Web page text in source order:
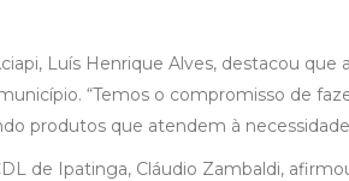
Luís Henrique Alves, destacou
“Temos o compromisso de
produtos que atendem à
de Ipatinga, Cláudio Zambaldi,